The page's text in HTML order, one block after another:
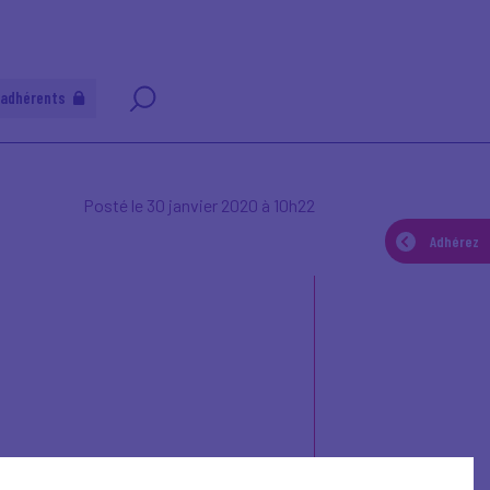
Adhérez
Posté le 30 janvier 2020 à 10h22